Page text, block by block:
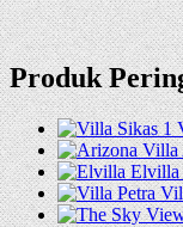
Produk
Elvilla